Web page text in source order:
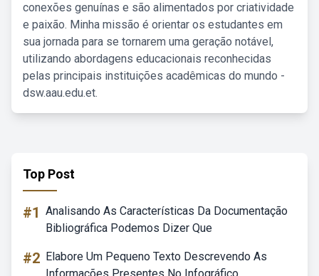
conexões genuínas e são alimentados por criatividade
e paixão. Minha missão é orientar os estudantes em
sua jornada para se tornarem uma geração notável,
utilizando abordagens educacionais reconhecidas
pelas principais instituições acadêmicas do mundo -
dsw.aau.edu.et.
Top Post
#1 Analisando As Características Da Documentação
Bibliográfica Podemos Dizer Que
#2 Elabore Um Pequeno Texto Descrevendo As